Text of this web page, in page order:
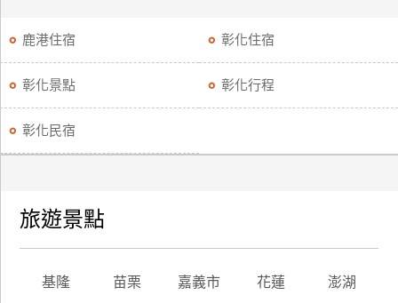
商
宣
鹿港住宿 彰化住宿
彰化景點 彰化行程
彰化民宿
旅遊景點
基隆 苗栗 嘉義市 花蓮 澎湖